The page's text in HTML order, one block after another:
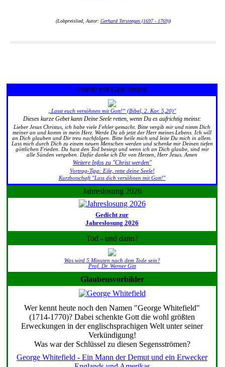
(Lobpreislied, Autor: Gerhard Tersteegen (1697 - 1769))
Friede mit Gott finden
„Lasst euch versöhnen mit Gott!“ (Bibel, 2. Kor. 5,20)"
Dieses kurze Gebet kann Deine Seele retten, wenn Du es aufrichtig meinst:
Lieber Jesus Christus, ich habe viele Fehler gemacht. Bitte vergib mir und nimm Dich
meiner an und komm in mein Herz. Werde Du ab jetzt der Herr meines Lebens. Ich will
an Dich glauben und Dir treu nachfolgen. Bitte heile mich und leite Du mich in allem.
Lass mich durch Dich zu einem neuen Menschen werden und schenke mir Deinen tiefen
göttlichen Frieden. Du hast den Tod besiegt und wenn ich an Dich glaube, sind mir
alle Sünden vergeben. Dafür danke ich Dir von Herzen, Herr Jesus. Amen
Weitere Infos zu "Christ werden"
Vortrag-Tipp: Eile, rette deine Seele!
Kurzbotschaft "Lass dich versöhnen mit Gott!"
Jahreslosung 2026
Gedicht zur
Jahreslosung 2026
Tod - und dann?
Was wird 5 Minuten nach dem Tode sein?
Prof. Dr. Werner Gitt
Glaubensvorbilder
Wer kennt heute noch den Namen "George Whitefield"
(1714-1770)? Dabei schenkte Gott die wohl größten
Erweckungen in der englischsprachigen Welt unter seiner
Verkündigung!
Was war der Schlüssel zu diesen Segensströmen?
George Whitefield - Ein Mann der Demut und ein Erwecker